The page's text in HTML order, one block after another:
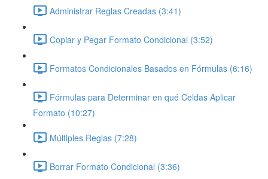
Administrar Reglas Creadas (3:41)
Copiar y Pegar Formato Condicional (3:52)
Formatos Condicionales Basados en Fórmulas (6:16)
Fórmulas para Determinar en qué Celdas Aplicar
Formato (10:27)
Múltiples Reglas (7:28)
Borrar Formato Condicional (3:36)